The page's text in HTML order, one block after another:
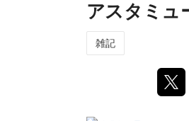
アスタミュ
雑記